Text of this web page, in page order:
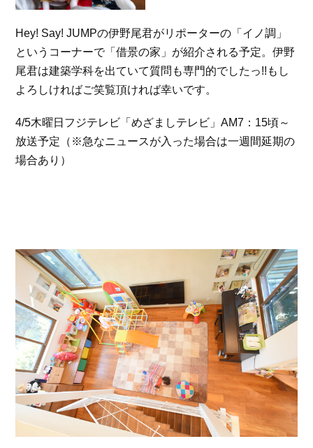
Hey! Say! JUMPの伊野尾君がリポーターの「イノ調」
というコーナーで「借景の家」が紹介される予定。伊野
尾君は建築学科を出ていて質問も専門的でしたっ!!もし
よろしければご笑覧頂ければ幸いです。
4/5木曜日フジテレビ「めざましテレビ」AM7：15頃～
放送予定（※急なニュースが入った場合は一週間延期の
場合あり）